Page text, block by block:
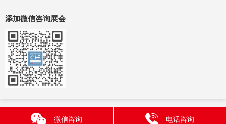
添加微信咨询展会
微信咨询 电话咨询